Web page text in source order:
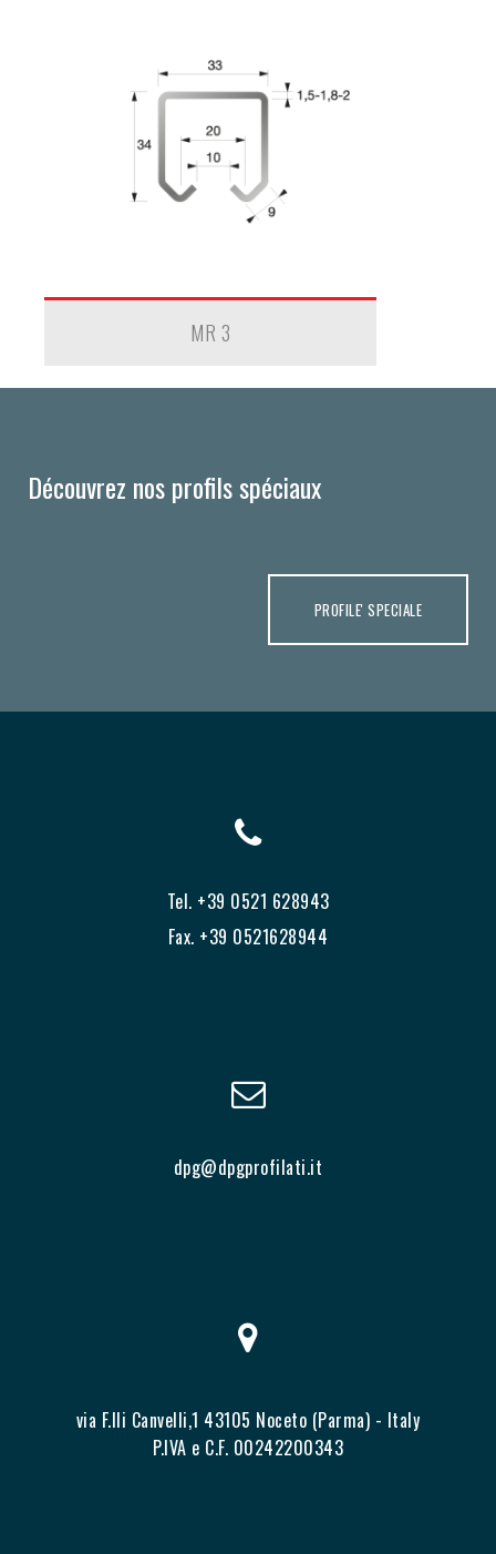
MR 3
Découvrez nos profils spéciaux
PROFILE' SPECIALE
Tel. +39 0521 628943
Fax. +39 0521628944
dpg@dpgprofilati.it
via F.lli Canvelli,1 43105 Noceto (Parma) - Italy
P.IVA e C.F. 00242200343